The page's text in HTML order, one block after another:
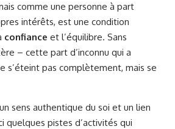
comme une personne à part
intérêts, est une condition
confiance et l’équilibre. Sans
– cette part d’inconnu qui a
s’éteint pas complètement, mais se
sens authentique du soi et un lien
quelques pistes d’activités qui